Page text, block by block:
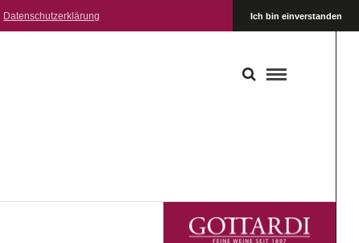
Datenschutzerklärung Ich bin einverstanden
GOTTARDI FEINE WEINE